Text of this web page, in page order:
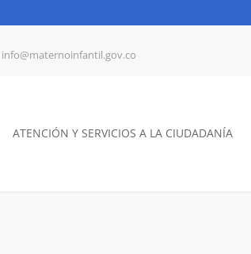
info@maternoinfantil.gov.co
ATENCIÓN Y SERVICIOS A LA CIUDADANÍA